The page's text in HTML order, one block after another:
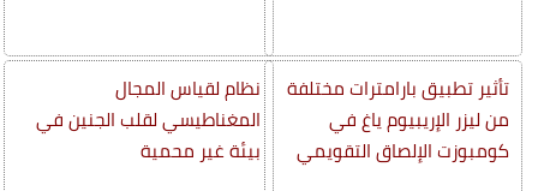
تأثير تطبيق بارامترات مختلفة
من ليزر الإريبيوم ياغ في
كومبوزت الإلصاق التقويمي
نظام لقياس المجال
المغناطيسي لقلب الجنين في
بيئة غير محمية